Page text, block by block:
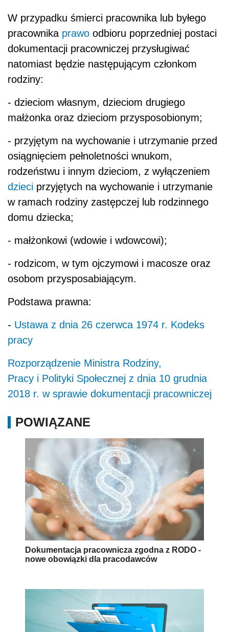
W przypadku śmierci pracownika lub byłego
pracownika prawo odbioru poprzedniej postaci
dokumentacji pracowniczej przysługiwać
natomiast będzie następującym członkom
rodziny:
- dzieciom własnym, dzieciom drugiego
małżonka oraz dzieciom przysposobionym;
- przyjętym na wychowanie i utrzymanie przed
osiągnięciem pełnoletności wnukom,
rodzeństwu i innym dzieciom, z wyłączeniem
dzieci przyjętych na wychowanie i utrzymanie
w ramach rodziny zastępczej lub rodzinnego
domu dziecka;
- małżonkowi (wdowie i wdowcowi);
- rodzicom, w tym ojczymowi i macosze oraz
osobom przysposabiającym.
Podstawa prawna:
- Ustawa z dnia 26 czerwca 1974 r. Kodeks
pracy
Rozporządzenie Ministra Rodziny,
Pracy i Polityki Społecznej z dnia 10 grudnia
2018 r. w sprawie dokumentacji pracowniczej
POWIĄZANE
Dokumentacja pracownicza zgodna z RODO -
nowe obowiązki dla pracodawców